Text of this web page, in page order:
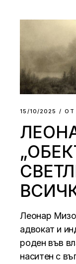
15/10/2025 ОТ
Леонар
адвокат и
роден във
наситен с